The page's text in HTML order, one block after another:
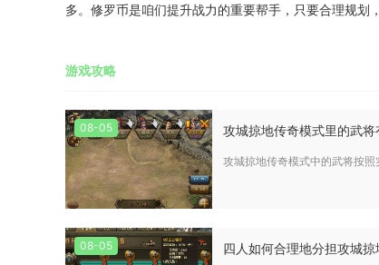
多。修罗币是咱们提升战力的重要帮手，只要合理规划
游戏攻略
08-05 攻城掠地传奇模式里的武
攻城掠地传奇模式中的武将按
08-05 四人如何合理地分担攻城掠